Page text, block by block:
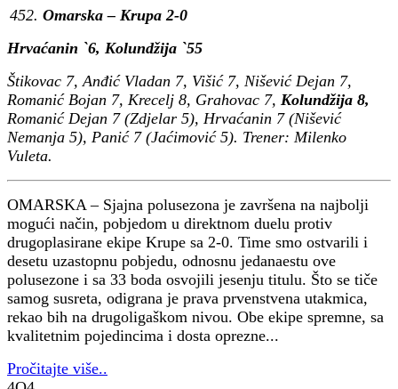
Omarska – Krupa 2-0
Hrvaćanin `6, Kolundžija `55
Štikovac 7, Anđić Vladan 7, Višić 7, Nišević Dejan 7,
Romanić Bojan 7, Krecelj 8, Grahovac 7, Kolundžija 8,
Romanić Dejan 7 (Zdjelar 5), Hrvaćanin 7 (Nišević
Nemanja 5), Panić 7 (Jaćimović 5). Trener: Milenko
Vuleta.
OMARSKA – Sjajna polusezona je završena na najbolji
mogući način, pobjedom u direktnom duelu protiv
drugoplasirane ekipe Krupe sa 2-0. Time smo ostvarili i
desetu uzastopnu pobjedu, odnosnu jedanaestu ove
polusezone i sa 33 boda osvojili jesenju titulu. Što se tiče
samog susreta, odigrana je prava prvenstvena utakmica,
rekao bih na drugoligaškom nivou. Obe ekipe spremne, sa
kvalitetnim pojedincima i dosta oprezne...
Pročitajte više..